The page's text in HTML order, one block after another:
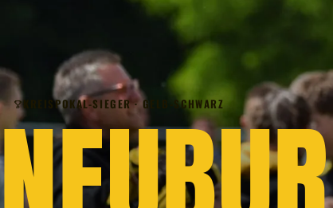
KREISPOKAL-SIEGER · GELB-SCHWARZ